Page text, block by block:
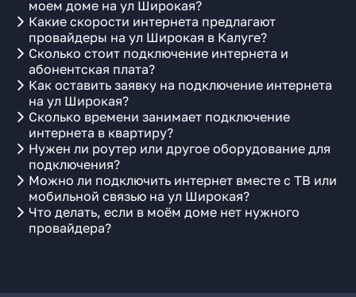
моем доме на ул Широкая?
Какие скорости интернета предлагают
провайдеры на ул Широкая в Калуге?
Сколько стоит подключение интернета и
абонентская плата?
Как оставить заявку на подключение интернета
на ул Широкая?
Сколько времени занимает подключение
интернета в квартиру?
Нужен ли роутер или другое оборудование для
подключения?
Можно ли подключить интернет вместе с ТВ или
мобильной связью на ул Широкая?
Что делать, если в моём доме нет нужного
провайдера?